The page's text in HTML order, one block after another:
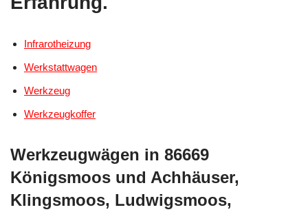
Infrarotheizung
Werkstattwagen
Werkzeug
Werkzeugkoffer
Werkzeugwägen in 86669
Königsmoos und Achhäuser,
Klingsmoos, Ludwigsmoos,